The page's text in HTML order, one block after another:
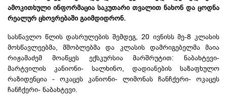
ამოკითხული ინფორმაცია საკუთარი თვალით ნახონ და ცოდნა
რეალურ ცხოვრებაში გაიმდიდრონ.
სასწავლო წლის დასრულების შემდეგ, 20 ივნისს მე-8 კლასის
მოსწავლეებმა, მშობლებმა და კლასის დამრიგებელმა მაია
რიჟამაძემ მოაწყეს ექსკურსიამარშრუტით: ნაბახტევი-
მარტვილის კანიონი- სალხინო, დადიანების საზაფხულო
რაზიდენცია - ოკაცეს კანიონი- ლიმონას ჩანჩქერი- ოკაცეს
ჩანჩქერი- ნაბახტევი